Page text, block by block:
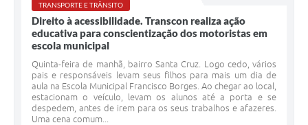
TRANSPORTE E TRÂNSITO
Direito à acessibilidade. Transcon realiza ação
educativa para conscientização dos motoristas em
escola municipal
Quinta-feira de manhã, bairro Santa Cruz. Logo cedo, vários
pais e responsáveis levam seus filhos para mais um dia de
aula na Escola Municipal Francisco Borges. Ao chegar ao local,
estacionam o veículo, levam os alunos até a porta e se
despedem, antes de irem para os seus trabalhos e afazeres.
Uma cena comum...